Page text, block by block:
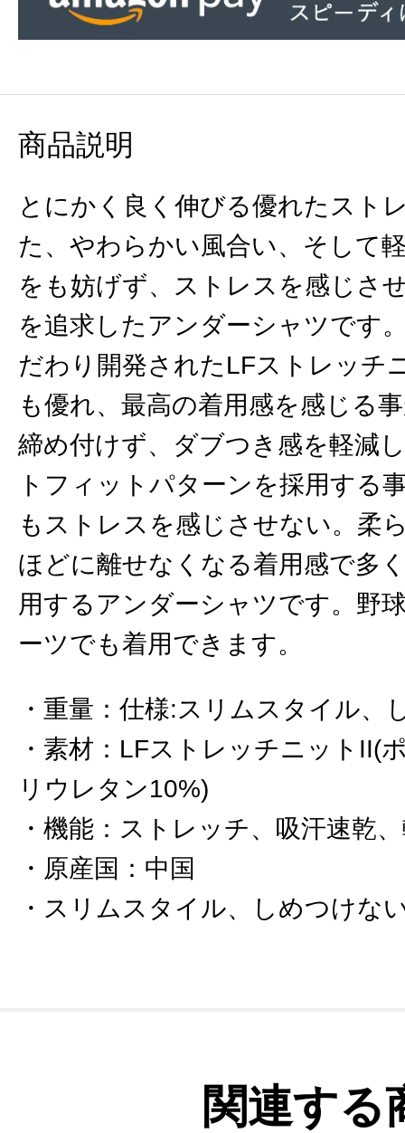
商品説明
とにかく良く伸びる優れたスト
た、やわらかい風合い、そして
をも妨げず、ストレスを感じさ
を追求したアンダーシャツです
だわり開発されたLFストレッチ
も優れ、最高の着用感を感じる
締め付けず、ダブつき感を軽減
トフィットパターンを採用する
もストレスを感じさせない。柔
ほどに離せなくなる着用感で多
用するアンダーシャツです。野
ーツでも着用できます。
重量 ： 仕様:スリムスタイル、
素材 ： LFストレッチニットII(
リウレタン10%)
機能 ： ストレッチ、吸汗速乾
原産国 ： 中国
スリムスタイル、しめつけな
関連する